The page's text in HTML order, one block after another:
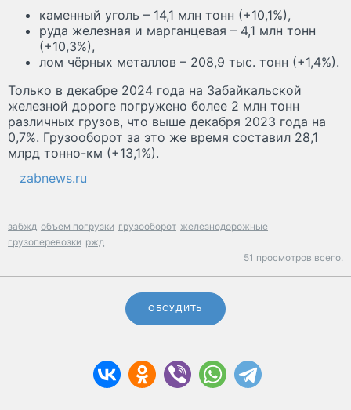
каменный уголь – 14,1 млн тонн (+10,1%),
руда железная и марганцевая – 4,1 млн тонн
(+10,3%),
лом чёрных металлов – 208,9 тыс. тонн (+1,4%).
Только в декабре 2024 года на Забайкальской
железной дороге погружено более 2 млн тонн
различных грузов, что выше декабря 2023 года на
0,7%. Грузооборот за это же время составил 28,1
млрд тонно-км (+13,1%).
zabnews.ru
забжд объем погрузки грузооборот железнодорожные
грузоперевозки ржд
51 просмотров всего.
ОБСУДИТЬ